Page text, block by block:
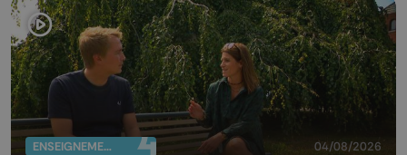
ENSEIGNEMENT 04/08/2026